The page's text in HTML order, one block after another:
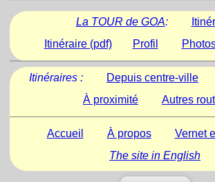
La TOUR de GOA:
Itinéraire (pdf)
Profil
Itinéraires : Depuis centre-ville
À proximité
Autres
Accueil À propos
Vernet
The site in English